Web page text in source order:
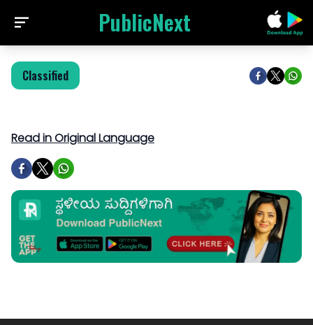
PublicNext
Classified
Read in Original Language